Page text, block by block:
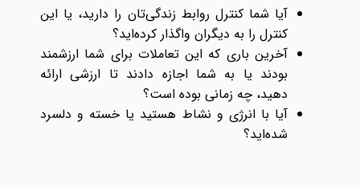
آیا شما کنترل روابط زندگی‌تان را دارید، یا این
کنترل را به دیگران واگذار کرده‌اید؟
آخرین باری که این تعاملات برای شما ارزشمند
بودند یا به شما اجازه دادند تا ارزشی ارائه
دهید، چه زمانی بوده است؟
آیا با انرژی و نشاط هستید یا خسته و دلسرد
شده‌اید؟